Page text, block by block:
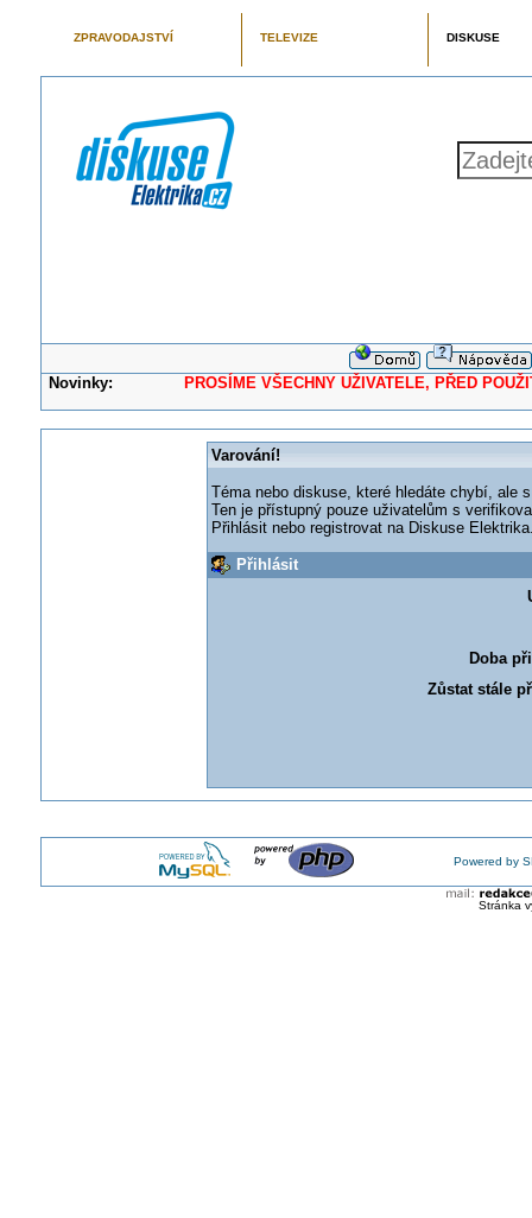
ZPRAVODAJSTVÍ TELEVIZE DISKUSE
Novinky: PROSÍME VŠECHNY UŽIVATELE, PŘED
Varování!
Téma nebo diskuse, které hledáte chybí, ale
Ten je přístupný pouze uživatelům s
Přihlásit nebo registrovat na Diskuse
Přihlásit
Doba
Zůstat stále
Powered by
Stránka